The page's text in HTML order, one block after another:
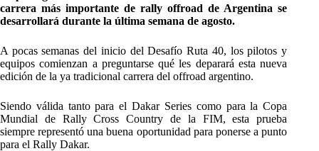
carrera más importante de rally offroad de Argentina se
desarrollará durante la última semana de agosto.
A pocas semanas del inicio del Desafío Ruta 40, los pilotos y
equipos comienzan a preguntarse qué les deparará esta nueva
edición de la ya tradicional carrera del offroad argentino.
Siendo válida tanto para el Dakar Series como para la Copa
Mundial de Rally Cross Country de la FIM, esta prueba
siempre representó una buena oportunidad para ponerse a punto
para el Rally Dakar.